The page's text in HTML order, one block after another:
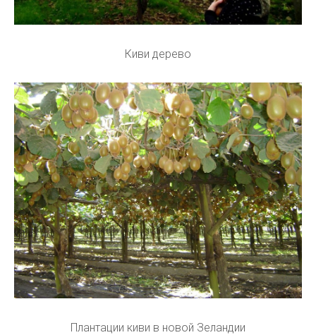
Киви дерево
Плантации киви в новой Зеландии